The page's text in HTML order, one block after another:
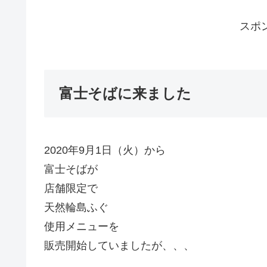
スポ
富士そばに来ました
2020年9月1日（火）から
富士そばが
店舗限定で
天然輪島ふぐ
使用メニューを
販売開始していましたが、、、